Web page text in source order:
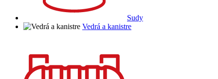
Sudy
Vedrá a kanistre